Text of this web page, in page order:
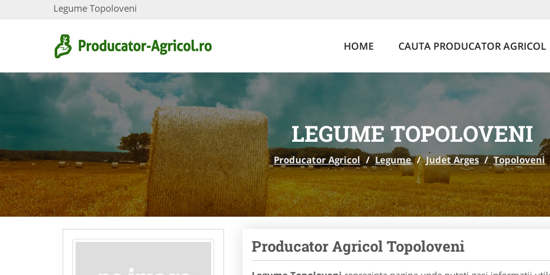
Legume Topoloveni
HOME CAUTA PRODUCATOR AGRICOL
LEGUME TOPOLOVENI
Producator Agricol / Legume / Judet Arges / Topoloveni
Producator Agricol Topoloveni